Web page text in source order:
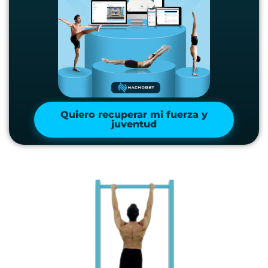
Quiero recuperar mi fuerza y
juventud